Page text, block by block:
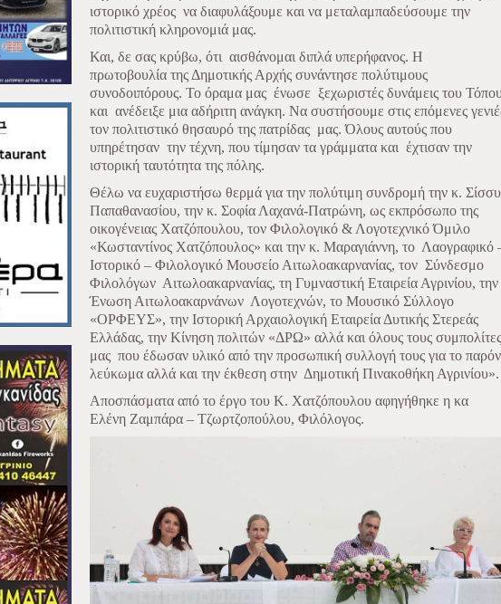
ιστορικό χρέος να διαφυλάξουμε και να μεταλαμπαδεύσουμε την
πολιτιστική κληρονομιά μας.
Και, δε σας κρύβω, ότι αισθάνομαι διπλά υπερήφανος. Η
πρωτοβουλία της Δημοτικής Αρχής συνάντησε πολύτιμους
συνοδοιπόρους. Το όραμα μας ένωσε ξεχωριστές δυνάμεις του
και ανέδειξε μια αδήριτη ανάγκη. Να συστήσουμε στις επόμενες
τον πολιτιστικό θησαυρό της πατρίδας μας. Όλους αυτούς που
υπηρέτησαν την τέχνη, που τίμησαν τα γράμματα και έχτισαν την
ιστορική ταυτότητα της πόλης.
Θέλω να ευχαριστήσω θερμά για την πολύτιμη συνδρομή την κ. Σίσσυ
Παπαθανασίου, την κ. Σοφία Λαχανά-Πατρώνη, ως εκπρόσωπο της
οικογένειας Χατζόπουλου, τον Φιλολογικό & Λογοτεχνικό Όμιλο
«Κωσταντίνος Χατζόπουλος» και την κ. Μαραγιάννη, το Λαογραφικό
Ιστορικό – Φιλολογικό Μουσείο Αιτωλοακαρνανίας, τον Σύνδεσμο
Φιλολόγων Αιτωλοακαρνανίας, τη Γυμναστική Εταιρεία Αγρινίου, την
Ένωση Αιτωλοακαρνάνων Λογοτεχνών, το Μουσικό Σύλλογο
«ΟΡΦΕΥΣ», την Ιστορική Αρχαιολογική Εταιρεία Δυτικής Στερεάς
Ελλάδας, την Κίνηση πολιτών «ΔΡΩ» αλλά και όλους τους συμπολίτες
μας που έδωσαν υλικό από την προσωπική συλλογή τους για το παρόν
λεύκωμα αλλά και την έκθεση στην Δημοτική Πινακοθήκη Αγρινίου».
Αποσπάσματα από το έργο του Κ. Χατζόπουλου αφηγήθηκε η κα
Ελένη Ζαμπάρα – Τζωρτζοπούλου, Φιλόλογος.